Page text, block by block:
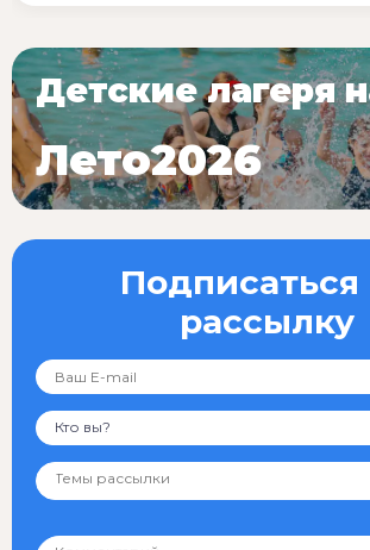
Подписаться
рассылку
Кто вы?
Детские лагеря
Лето2026